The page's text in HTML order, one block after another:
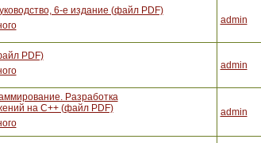
6-е издание (файл PDF)
admin
PDF)
admin
Разработка
на С++ (файл PDF)
admin